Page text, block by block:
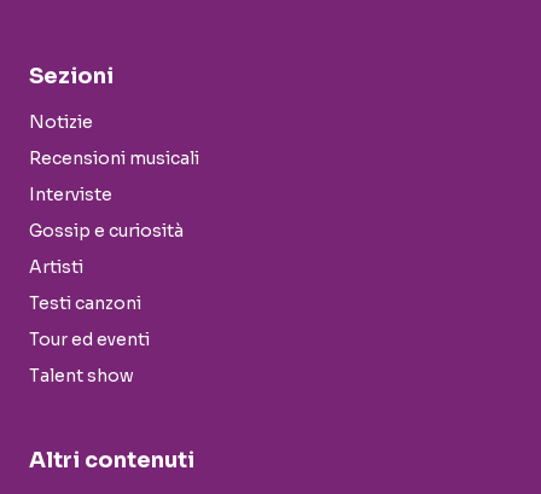
Sezioni
Notizie
Recensioni musicali
Interviste
Gossip e curiosità
Artisti
Testi canzoni
Tour ed eventi
Talent show
Altri contenuti